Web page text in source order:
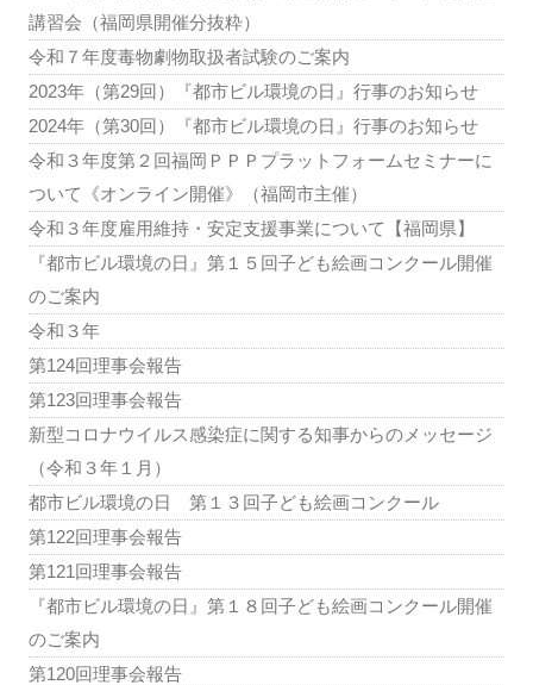
講習会（福岡県開催分抜粋）
令和７年度毒物劇物取扱者試験のご案内
2023年（第29回）『都市ビル環境の日』行事のお知らせ
2024年（第30回）『都市ビル環境の日』行事のお知らせ
令和３年度第２回福岡ＰＰＰプラットフォームセミナーに
ついて《オンライン開催》（福岡市主催）
令和３年度雇用維持・安定支援事業について【福岡県】
『都市ビル環境の日』第１５回子ども絵画コンクール開催
のご案内
令和３年
第124回理事会報告
第123回理事会報告
新型コロナウイルス感染症に関する知事からのメッセージ
（令和３年１月）
都市ビル環境の日 第１３回子ども絵画コンクール
第122回理事会報告
第121回理事会報告
『都市ビル環境の日』第１８回子ども絵画コンクール開催
のご案内
第120回理事会報告